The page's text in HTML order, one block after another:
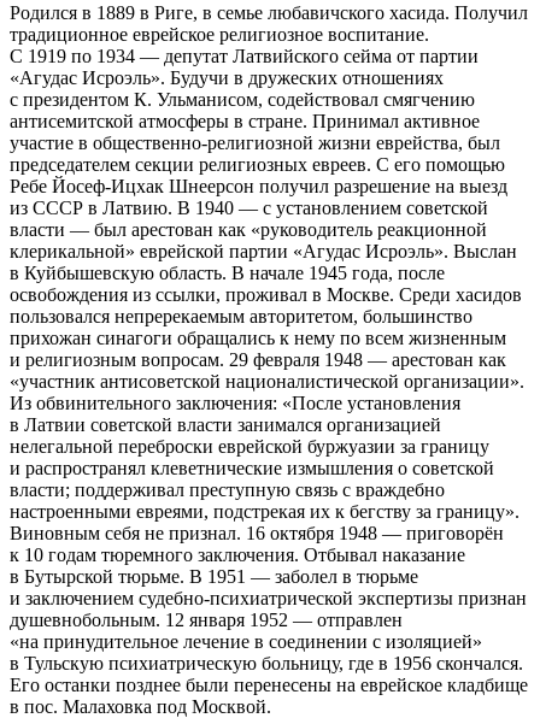
Родился в 1889 в Риге, в семье любавичского хасида. Получил
традиционное еврейское религиозное воспитание.
С 1919 по 1934 — депутат Латвийского сейма от партии
«Агудас Исроэль». Будучи в дружеских отношениях
с президентом К. Ульманисом, содействовал смягчению
антисемитской атмосферы в стране. Принимал активное
участие в общественно-религиозной жизни еврейства, был
председателем секции религиозных евреев. С его помощью
Ребе Йосеф-Ицхак Шнеерсон получил разрешение на выезд
из СССР в Латвию. В 1940 — с установлением советской
власти — был арестован как «руководитель реакционной
клерикальной» еврейской партии «Агудас Исроэль». Выслан
в Куйбышевскую область. В начале 1945 года, после
освобождения из ссылки, проживал в Москве. Среди хасидов
пользовался непререкаемым авторитетом, большинство
прихожан синагоги обращались к нему по всем жизненным
и религиозным вопросам. 29 февраля 1948 — арестован как
«участник антисоветской националистической организации».
Из обвинительного заключения: «После установления
в Латвии советской власти занимался организацией
нелегальной переброски еврейской буржуазии за границу
и распространял клеветнические измышления о советской
власти; поддерживал преступную связь с враждебно
настроенными евреями, подстрекая их к бегству за границу».
Виновным себя не признал. 16 октября 1948 — приговорён
к 10 годам тюремного заключения. Отбывал наказание
в Бутырской тюрьме. В 1951 — заболел в тюрьме
и заключением судебно-психиатрической экспертизы признан
душевнобольным. 12 января 1952 — отправлен
«на принудительное лечение в соединении с изоляцией»
в Тульскую психиатрическую больницу, где в 1956 скончался.
Его останки позднее были перенесены на еврейское кладбище
в пос. Малаховка под Москвой.